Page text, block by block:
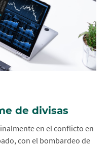
de divisas
en el conflicto en
con el bombardeo de